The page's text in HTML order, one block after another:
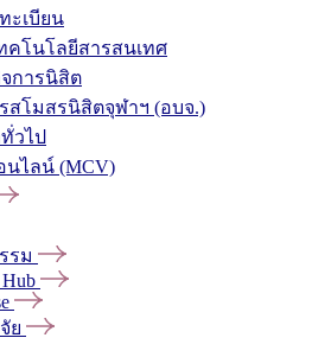
ะเบียน
คโนโลยีสารสนเทศ
การนิสิต
สโมสรนิสิตจุฬาฯ (อบจ.)
วไป
นไลน์ (MCV)
รม
ย